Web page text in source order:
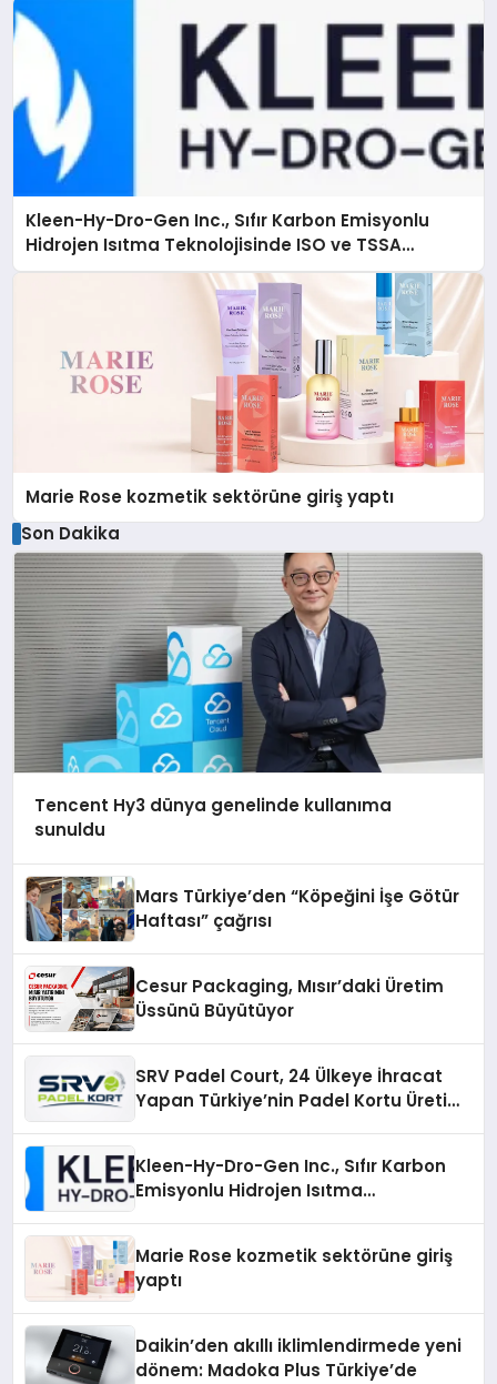
Kleen-Hy-Dro-Gen Inc., Sıfır Karbon Emisyonlu
Hidrojen Isıtma Teknolojisinde ISO ve TSSA
Düzenleyici Onaylarını Aldı
Marie Rose kozmetik sektörüne giriş yaptı
Son Dakika
Tencent Hy3 dünya genelinde kullanıma
sunuldu
Mars Türkiye’den “Köpeğini İşe Götür
Haftası” çağrısı
Cesur Packaging, Mısır’daki Üretim
Üssünü Büyütüyor
SRV Padel Court, 24 Ülkeye İhracat
Yapan Türkiye’nin Padel Kortu Üretim
Kleen-Hy-Dro-Gen Inc., Sıfır Karbon
Emisyonlu Hidrojen Isıtma
Marie Rose kozmetik sektörüne giriş
yaptı
Daikin’den akıllı iklimlendirmede yeni
dönem: Madoka Plus Türkiye’de